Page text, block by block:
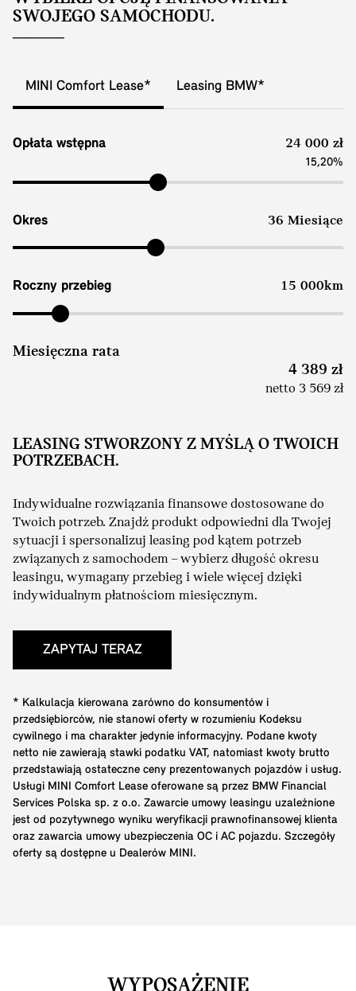
SWOJEGO SAMOCHODU.
MINI Comfort Lease* Leasing BMW*
Opłata wstępna 24 000 zł
15,20%
Okres 36 Miesiące
Roczny przebieg 15 000km
Miesięczna rata
4 389 zł
netto 3 569 zł
LEASING STWORZONY Z MYŚLĄ O TWOICH
POTRZEBACH.
Indywidualne rozwiązania finansowe dostosowane do
Twoich potrzeb. Znajdź produkt odpowiedni dla Twojej
sytuacji i spersonalizuj leasing pod kątem potrzeb
związanych z samochodem – wybierz długość okresu
leasingu, wymagany przebieg i wiele więcej dzięki
indywidualnym płatnościom miesięcznym.
ZAPYTAJ TERAZ
* Kalkulacja kierowana zarówno do konsumentów i
przedsiębiorców, nie stanowi oferty w rozumieniu Kodeksu
cywilnego i ma charakter jedynie informacyjny. Podane kwoty
netto nie zawierają stawki podatku VAT, natomiast kwoty brutto
przedstawiają ostateczne ceny prezentowanych pojazdów i usług.
Usługi MINI Comfort Lease oferowane są przez BMW Financial
Services Polska sp. z o.o. Zawarcie umowy leasingu uzależnione
jest od pozytywnego wyniku weryfikacji prawnofinansowej klienta
oraz zawarcia umowy ubezpieczenia OC i AC pojazdu. Szczegóły
oferty są dostępne u Dealerów MINI.
WYPOSAŻENIE